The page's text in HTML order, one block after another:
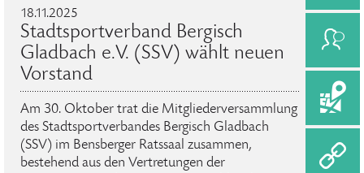
18.11.2025
Stadtsportverband Bergisch
Gladbach e.V. (SSV) wählt neuen
Vorstand
Am 30. Oktober trat die Mitgliederversammlung
des Stadtsportverbandes Bergisch Gladbach
(SSV) im Bensberger Ratssaal zusammen,
bestehend aus den Vertretungen der